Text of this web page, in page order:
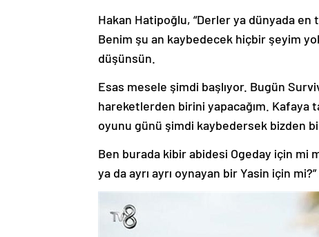
Hakan Hatipoğlu, “Derler ya dünyada
Benim şu an kaybedecek hiçbir şeyim
düşünsün.
Esas mesele şimdi başlıyor. Bugün
hareketlerden birini yapacağım. Kafaya
oyunu günü şimdi kaybedersek bizden
Ben burada kibir abidesi Ogeday için mi
ya da ayrı ayrı oynayan bir Yasin için